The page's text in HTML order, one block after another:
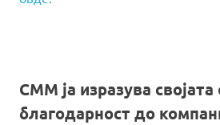
СММ ја изразува
благодарност до